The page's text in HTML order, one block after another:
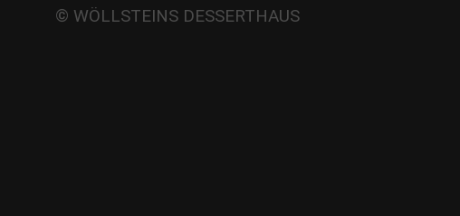
© WÖLLSTEINS DESSERTHAUS